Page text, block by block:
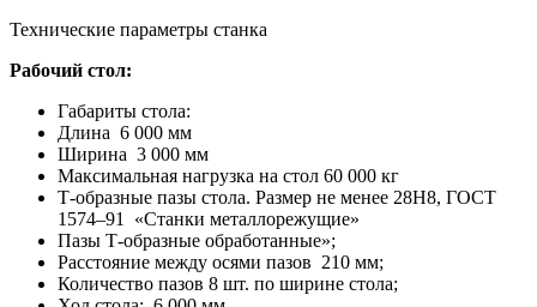
Технические параметры станка
Рабочий стол:
Габариты стола:
Длина 6 000 мм
Ширина 3 000 мм
Максимальная нагрузка на стол 60 000 кг
Т-образные пазы стола. Размер не менее 28Н8, ГОСТ
1574–91 «Станки металлорежущие»
Пазы Т-образные обработанные»;
Расстояние между осями пазов 210 мм;
Количество пазов 8 шт. по ширине стола;